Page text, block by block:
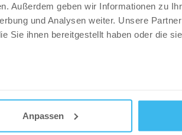
Außerdem geben wir Informationen zu
und Analysen weiter. Unsere
Sie ihnen bereitgestellt haben oder die
Anpassen